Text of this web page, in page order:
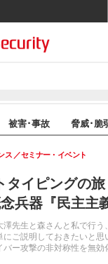
被害･事故 脅威･脆
タイピングの
兵器『民主主
先生と森さんと私で行う
ご説明しておきたいと思
バー攻撃の非対称性を無
ス セミナー・イベント